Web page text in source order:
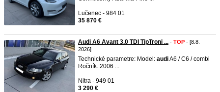
Lučenec - 984 01
35 870 €
Audi A6 Avant 3.0 TDI TipTroni ... - TOP - [8.8.
2026]
Technické parametre: Model: audiA6 / C6 / combi
Ročník: 2006 ...
Nitra - 949 01
3 290 €